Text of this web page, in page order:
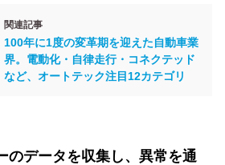
関連記事
100年に1度の変革期を迎えた自動車業
界。電動化・自律走行・コネクテッド
など、オートテック注目12カテゴリ
のデータを収集し、異常を通